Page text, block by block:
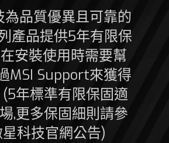
為品質優異且可靠的
產品提供5年有限保
安裝使用時需要幫
MSI Support來獲得
年標準有限保固適
,更多保固細則請參
科技官網公告)